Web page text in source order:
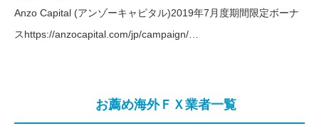
Anzo Capital (アンゾーキャピタル)2019年7月度期間限定ボーナ
スhttps://anzocapital.com/jp/campaign/…
お薦め海外ＦＸ業者一覧